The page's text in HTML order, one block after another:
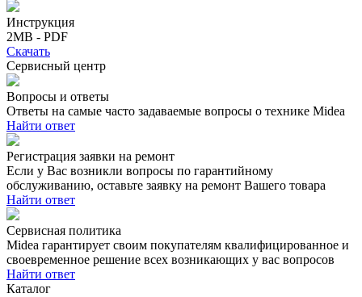
Инструкция
2MB - PDF
Скачать
Сервисный центр
Вопросы и ответы
Ответы на самые часто задаваемые вопросы о технике Midea
Найти ответ
Регистрация заявки на ремонт
Если у Вас возникли вопросы по гарантийному
обслуживанию, оставьте заявку на ремонт Вашего товара
Найти ответ
Сервисная политика
Midea гарантирует своим покупателям квалифицированное и
своевременное решение всех возникающих у вас вопросов
Найти ответ
Каталог